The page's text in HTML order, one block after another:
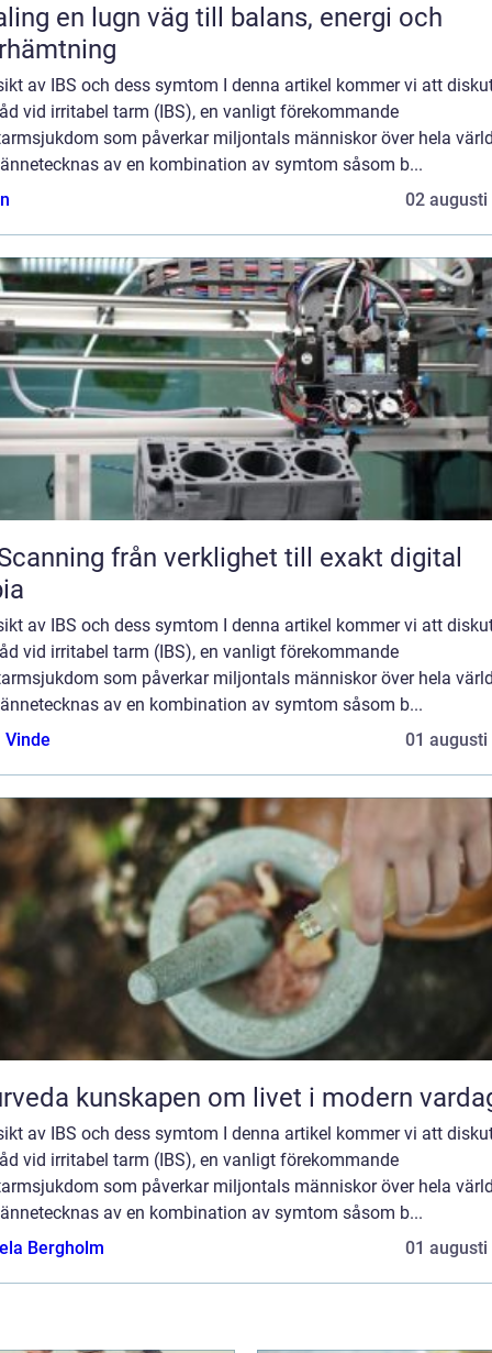
balans, energi och
av IBS och dess symtom I denna artikel kommer vi att
vid irritabel tarm (IBS), en vanligt förekommande
som påverkar miljontals människor över hela
av en kombination av symtom såsom b...
02 augusti
verklighet till exakt digital
av IBS och dess symtom I denna artikel kommer vi att
vid irritabel tarm (IBS), en vanligt förekommande
som påverkar miljontals människor över hela
av en kombination av symtom såsom b...
Vinde
01 augusti
Ayurveda kunskapen om livet i modern
av IBS och dess symtom I denna artikel kommer vi att
vid irritabel tarm (IBS), en vanligt förekommande
som påverkar miljontals människor över hela
av en kombination av symtom såsom b...
Bergholm
01 augusti